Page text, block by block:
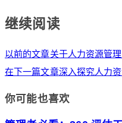
继续阅读
以前的文章关于人力资源管
在下一篇文章深入探究人力
你可能也喜欢